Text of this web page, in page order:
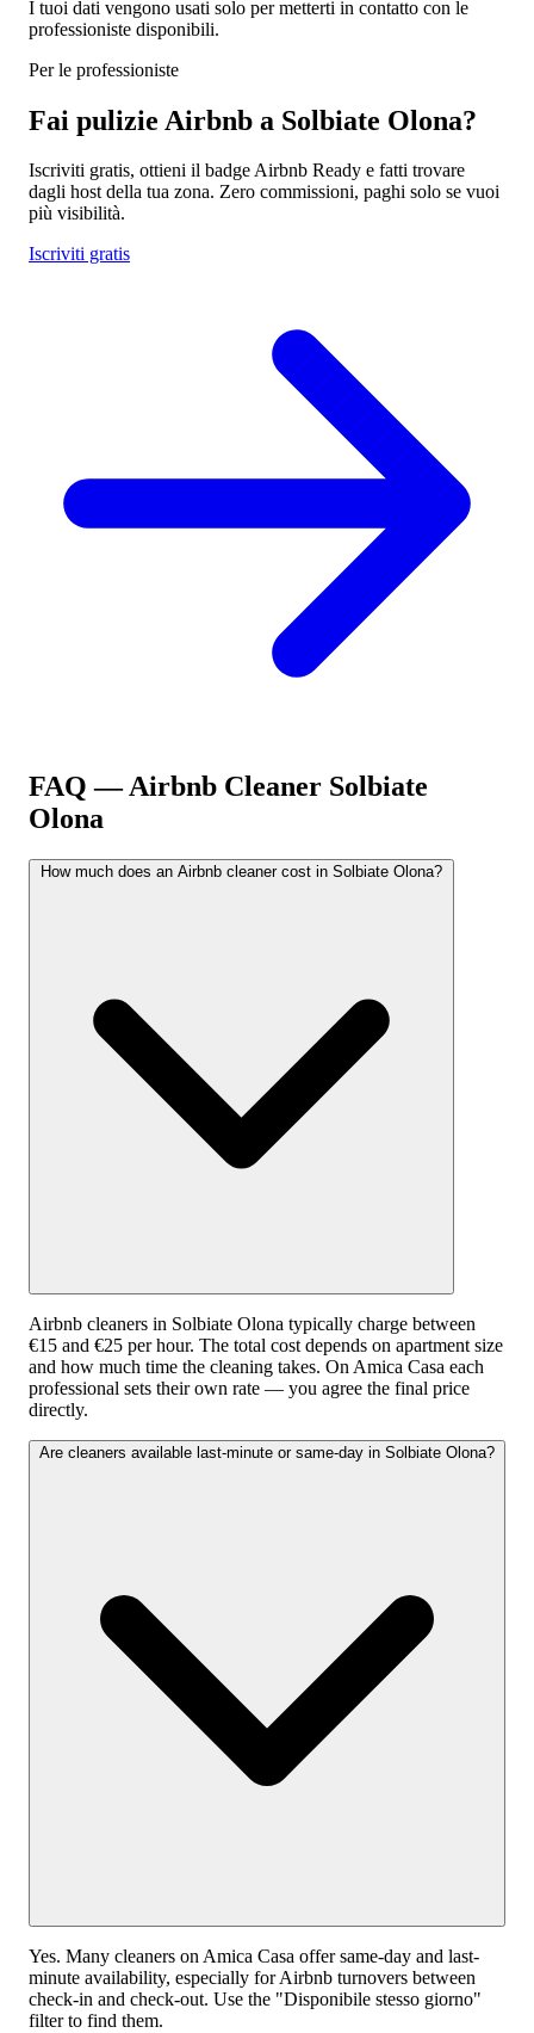
I tuoi dati vengono usati solo per metterti in contatto con le
professioniste disponibili.
Per le professioniste
Fai pulizie Airbnb a Solbiate Olona?
Iscriviti gratis, ottieni il badge Airbnb Ready e fatti trovare
dagli host della tua zona. Zero commissioni, paghi solo se vuoi
più visibilità.
Iscriviti gratis
FAQ — Airbnb Cleaner Solbiate
Olona
How much does an Airbnb cleaner cost in Solbiate Olona?
Airbnb cleaners in Solbiate Olona typically charge between
€15 and €25 per hour. The total cost depends on apartment size
and how much time the cleaning takes. On Amica Casa each
professional sets their own rate — you agree the final price
directly.
Are cleaners available last-minute or same-day in Solbiate Olona?
Yes. Many cleaners on Amica Casa offer same-day and last-
minute availability, especially for Airbnb turnovers between
check-in and check-out. Use the "Disponibile stesso giorno"
filter to find them.